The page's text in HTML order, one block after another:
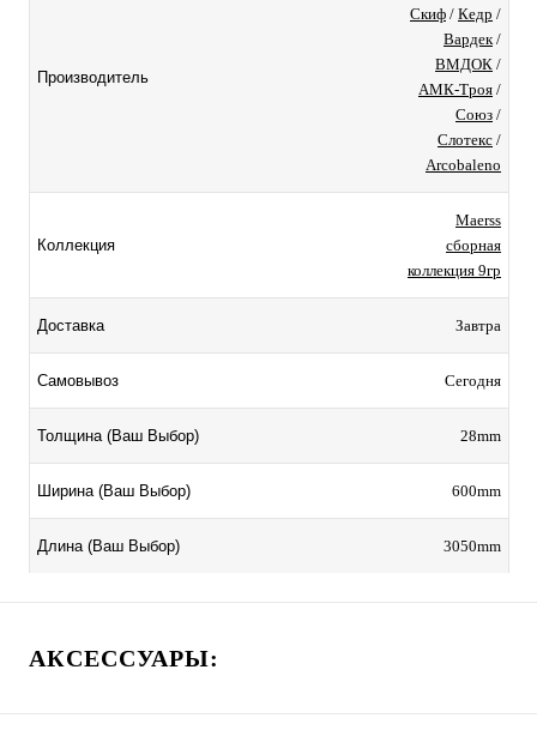
Производитель
Скиф / Кедр /
Вардек/
ВМДОК /
АМК-Троя /
Союз /
Слотекс /
Arcobaleno
Коллекция
Maerss
сборная
коллекция 9гр
Доставка Завтра
Самовывоз Сегодня
Толщина (Ваш Выбор) 28mm
Ширина (Ваш Выбор) 600mm
Длина (Ваш Выбор) 3050mm
АКСЕССУАРЫ: